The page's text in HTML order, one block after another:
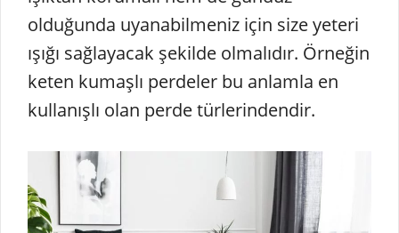
olduğunda uyanabilmeniz için size yeteri
ışığı sağlayacak şekilde olmalıdır. Örneğin
keten kumaşlı perdeler bu anlamla en
kullanışlı olan perde türlerindendir.